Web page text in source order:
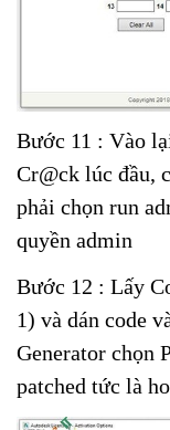
Bước 11 : Vào
Cr@ck lúc đầu,
phải chọn run
quyền admin
Bước 12 : Lấy
1) và dán code
Generator chọn
patched tức là